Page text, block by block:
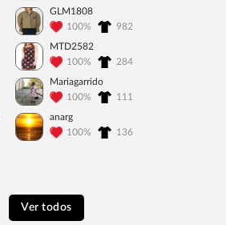
GLM1808
100%
982
MTD2582
100%
284
Mariagarrido
100%
111
anarg
100%
136
Ver todos